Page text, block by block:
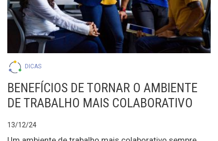
DICAS
BENEFÍCIOS DE TORNAR O AMBIENTE
DE TRABALHO MAIS COLABORATIVO
13/12/24